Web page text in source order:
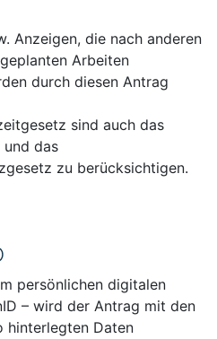
Anzeigen, die nach anderen
Arbeiten
durch diesen Antrag
sind auch das
das
zu berücksichtigen.
persönlichen digitalen
– wird der Antrag mit den
hinterlegten Daten